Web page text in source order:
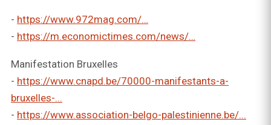
- https://www.972mag.com/…
- https://m.economictimes.com/news/…
Manifestation Bruxelles
- https://www.cnapd.be/70000-manifestants-a-
bruxelles-...
- https://www.association-belgo-palestinienne.be/...